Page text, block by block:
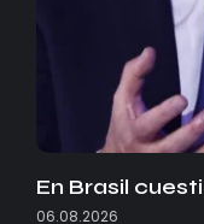
En Brasil
06.08.2026